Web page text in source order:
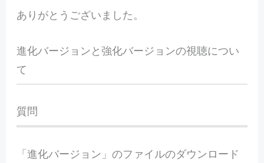
ありがとうございました。
進化バージョンと強化バージョンの視聴につい
て
質問
「進化バージョン」のファイルのダウンロード